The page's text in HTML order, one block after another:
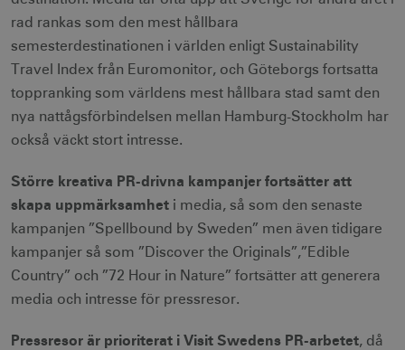
rad rankas som den mest hållbara
semesterdestinationen i världen enligt Sustainability
Travel Index från Euromonitor, och Göteborgs fortsatta
toppranking som världens mest hållbara stad samt den
nya nattågsförbindelsen mellan Hamburg-Stockholm har
också väckt stort intresse.
Större kreativa PR-drivna kampanjer fortsätter att
skapa uppmärksamhet i media, så som den senaste
kampanjen ”Spellbound by Sweden” men även tidigare
kampanjer så som ”Discover the Originals”,”Edible
Country” och ”72 Hour in Nature” fortsätter att generera
media och intresse för pressresor.
Pressresor är prioriterat i Visit Swedens PR-arbetet, då
JSESSIONID
Oracle Corporation
.nr-data.net
Session
li_gc
LinkedIn Corporation
.linkedin.com
månader
Namn
Domän
Utgång Beskrivning